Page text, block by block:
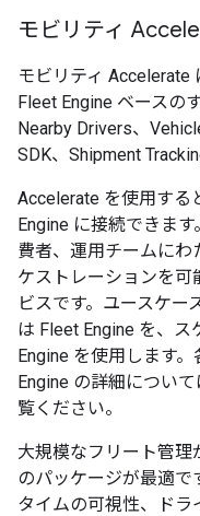
モビリティ
モビリティ Accelerate
Fleet Engine ベースの
Nearby Drivers、
SDK、Shipment
Accelerate を使用する
Engine に接続できま
費者、運用チームにわ
ケストレーションを可
ビスです。ユースケー
は Fleet Engine を、
Engine を使用します
Engine の詳細について
覧ください。
大規模なフリート管理
のパッケージが最適で
タイムの可視性、ドラ